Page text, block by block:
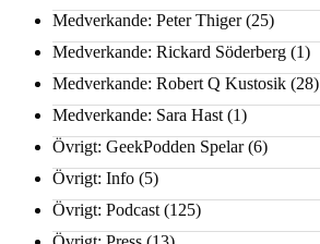
Medverkande: Peter Thiger(25)
Medverkande: Rickard Söderberg (1)
Medverkande: Robert Q Kustosik (28)
Medverkande: Sara Hast (1)
Övrigt: GeekPodden Spelar(6)
Övrigt: Info (5)
Övrigt: Podcast (125)